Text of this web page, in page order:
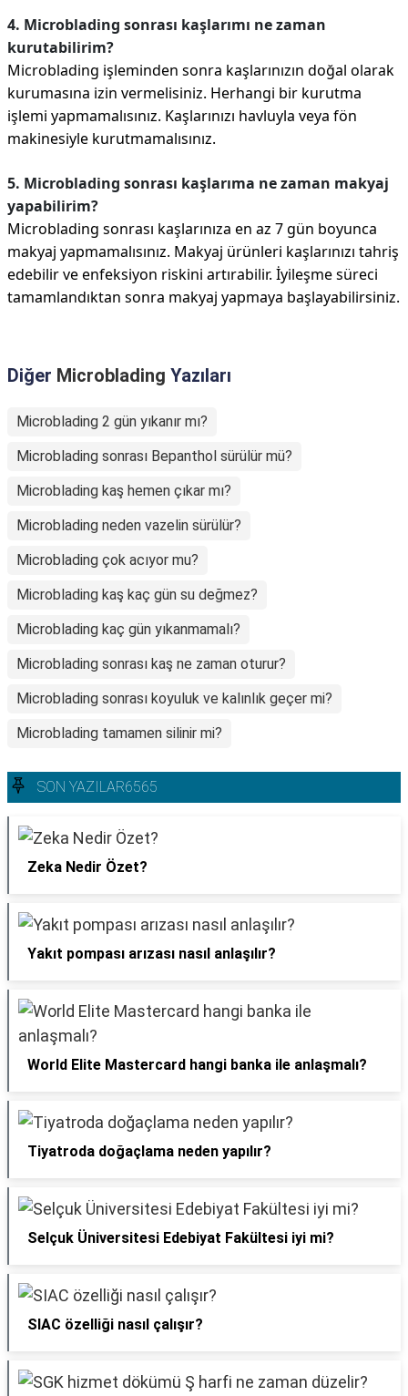
4. Microblading sonrası kaşlarımı ne zaman
kurutabilirim?
Microblading işleminden sonra kaşlarınızın doğal olarak
kurumasına izin vermelisiniz. Herhangi bir kurutma
işlemi yapmamalısınız. Kaşlarınızı havluyla veya fön
makinesiyle kurutmamalısınız.
5. Microblading sonrası kaşlarıma ne zaman makyaj
yapabilirim?
Microblading sonrası kaşlarınıza en az 7 gün boyunca
makyaj yapmamalısınız. Makyaj ürünleri kaşlarınızı tahriş
edebilir ve enfeksiyon riskini artırabilir. İyileşme süreci
tamamlandıktan sonra makyaj yapmaya başlayabilirsiniz.
Diğer Microblading Yazıları
Microblading 2 gün yıkanır mı?
Microblading sonrası Bepanthol sürülür mü?
Microblading kaş hemen çıkar mı?
Microblading neden vazelin sürülür?
Microblading çok acıyor mu?
Microblading kaş kaç gün su değmez?
Microblading kaç gün yıkanmamalı?
Microblading sonrası kaş ne zaman oturur?
Microblading sonrası koyuluk ve kalınlık geçer mi?
Microblading tamamen silinir mi?
SON YAZILAR6565
Zeka Nedir Özet?
Yakıt pompası arızası nasıl anlaşılır?
World Elite Mastercard hangi banka ile anlaşmalı?
Tiyatroda doğaçlama neden yapılır?
Selçuk Üniversitesi Edebiyat Fakültesi iyi mi?
SIAC özelliği nasıl çalışır?